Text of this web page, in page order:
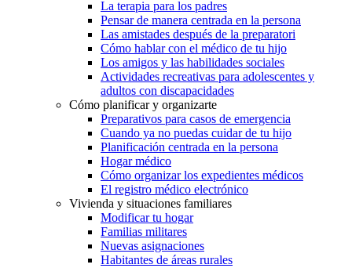
La terapia para los padres
Pensar de manera centrada en la persona
Las amistades después de la preparatori
Cómo hablar con el médico de tu hijo
Los amigos y las habilidades sociales
Actividades recreativas para adolescentes y
adultos con discapacidades
Cómo planificar y organizarte
Preparativos para casos de emergencia
Cuando ya no puedas cuidar de tu hijo
Planificación centrada en la persona
Hogar médico
Cómo organizar los expedientes médicos
El registro médico electrónico
Vivienda y situaciones familiares
Modificar tu hogar
Familias militares
Nuevas asignaciones
Habitantes de áreas rurales